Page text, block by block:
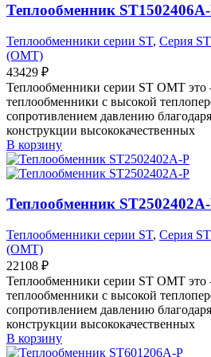
Теплообменник
Теплообменники серии ST, Серия
(OMT)
43429 ₽
Теплообменники серии ST OMT
теплообменники с высокой
сопротивлением давлению
конструкции высококачественных
В корзину
Теплообменник
Теплообменники серии ST, Серия
(OMT)
22108 ₽
Теплообменники серии ST OMT
теплообменники с высокой
сопротивлением давлению
конструкции высококачественных
В корзину